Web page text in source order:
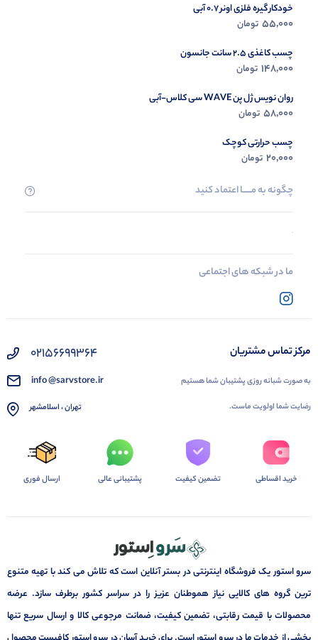
خودکار گیره فلزی اونر 0.7 آبی
55,000 تومان
چسب کاغذی 2.5 سانت جانسون
148,000 تومان
روان نویس ژل پن WAVE سی کلاس-آبی
58,000 تومان
چسب حرارتی کوچک
20,000 تومان
چگونه به مــــــا اعتماد کنید
ما در شبکه های اجتماعی
مرکز تماس مشتریان
به صورت شبانه روزی پشتیبان شما هستیم
رضایت شما اولویت ماست.
02156699364
info @sarvstore.ir
تهران ، اسلامشهر
خرید اقساطی تضمین کیفیت پشتیبانی عالی ارسال فوری
سرو استور یک فروشگاه اینترنتی در بستر آنلاین است که تلاش می کند با تهیه متنوع
ترین گروه های کالایی نیاز هموطنان عزیز را در سراسر کشور برطرف سازد. عرضه
محصولات با قیمت رقابتی، تضمین کیفیت، ضمانت مرجوعی کالا و ارسال سریع تنها